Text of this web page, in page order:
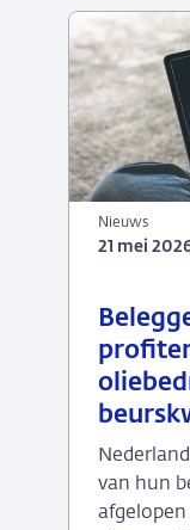
21
2026
Nieuws
van hun
Nieuws
21 mei